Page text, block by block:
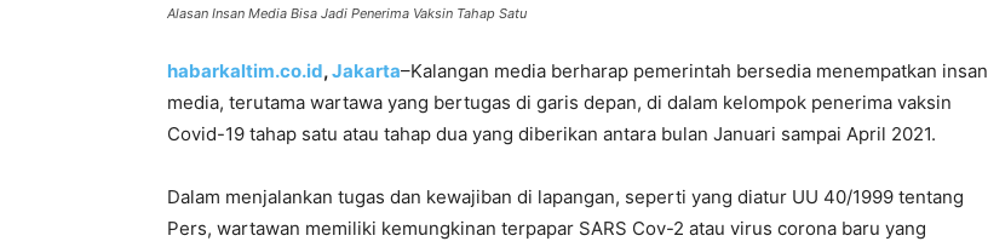
Alasan Insan Media Bisa Jadi Penerima Vaksin Tahap Satu
habarkaltim.co.id,Jakarta–Kalangan media berharap pemerintah bersedia menempatkan insan
media, terutama wartawa yang bertugas di garis depan, di dalam kelompok penerima vaksin
Covid-19 tahap satu atau tahap dua yang diberikan antara bulan Januari sampai April 2021.
Dalam menjalankan tugas dan kewajiban di lapangan, seperti yang diatur UU 40/1999 tentang
Pers, wartawan memiliki kemungkinan terpapar SARS Cov-2 atau virus corona baru yang